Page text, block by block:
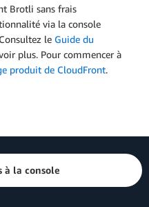
Brotli sans frais
via la console
le Guide du
plus. Pour commencer à
produit de CloudFront.
à la console